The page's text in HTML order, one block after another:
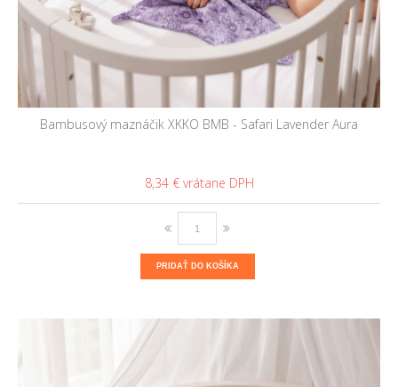
Bambusový maznáčik XKKO BMB - Safari Lavender Aura
8,34 €
PRIDAŤ DO KOŠÍKA